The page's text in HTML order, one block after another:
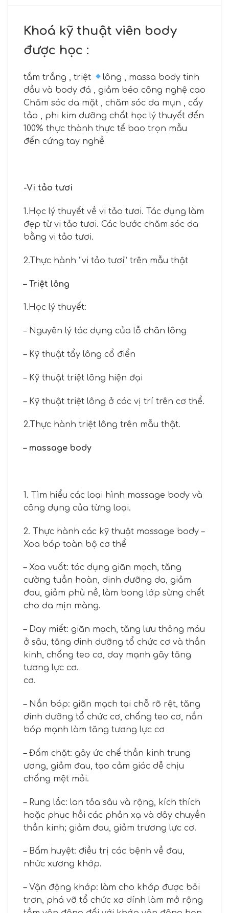
Khoá kỹ thuật viên body
được học :
tắm trắng , triệt
lông , massa body tinh
dầu và body đá , giảm béo công nghệ cao
Chăm sóc da mặt , chăm sóc da mụn , cấy
tảo , phi kim dưỡng chất học lý thuyết đến
100% thực thành thực tế bao trọn mẫu
đến cứng tay nghề
-Vi tảo tươi
1.Học lý thuyết về vi tảo tươi. Tác dụng làm
đẹp từ vi tảo tươi. Các bước chăm sóc da
bằng vi tảo tươi.
2.Thực hành “vi tảo tươi” trên mẫu thật
– Triệt lông
1.Học lý thuyết:
– Nguyên lý tác dụng của lỗ chân lông
– Kỹ thuật tẩy lông cổ điển
– Kỹ thuật triệt lông hiện đại
– Kỹ thuật triệt lông ở các vị trí trên cơ thể.
2.Thực hành triệt lông trên mẫu thật.
– massage body
1. Tìm hiểu các loại hình massage body và
công dụng của từng loại.
2. Thực hành các kỹ thuật massage body –
Xoa bóp toàn bộ cơ thể
– Xoa vuốt: tác dụng giãn mạch, tăng
cường tuần hoàn, dinh dưỡng da, giảm
đau, giảm phù nề, làm bong lớp sừng chết
cho da mịn màng.
– Day miết: giãn mạch, tăng lưu thông máu
ở sâu, tăng dinh dưỡng tổ chức cơ và thần
kinh, chống teo cơ, day mạnh gây tăng
tương lực cơ.
cơ.
– Nắn bóp: giãn mạch tại chỗ rõ rệt, tăng
dinh dưỡng tổ chức cơ, chống teo cơ, nắn
bóp mạnh làm tăng tương lực cơ
– Đấm chặt: gây ức chế thần kinh trung
ương, giảm đau, tạo cảm giác dễ chịu
chống mệt mỏi.
– Rung lắc: lan tỏa sâu và rộng, kích thích
hoặc phục hồi các phản xạ và dây chuyền
thần kinh; giảm đau, giảm trương lực cơ.
– Bấm huyệt: điều trị các bệnh về đau,
nhức xương khớp.
– Vận động khớp: làm cho khớp được bôi
trơn, phá vỡ tổ chức xơ dính làm mở rộng